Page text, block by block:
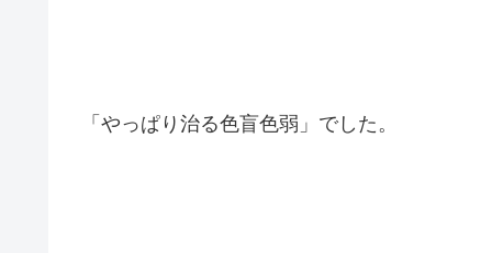
「やっぱり治る色盲色弱」でした。